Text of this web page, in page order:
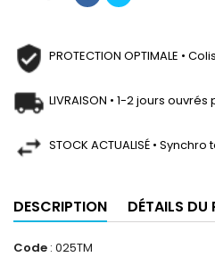
PROTECTION OPTIMALE •
LIVRAISON • 1-2 jours
STOCK ACTUALISÉ •
DESCRIPTION DÉTAILS DU
Code : 025TM